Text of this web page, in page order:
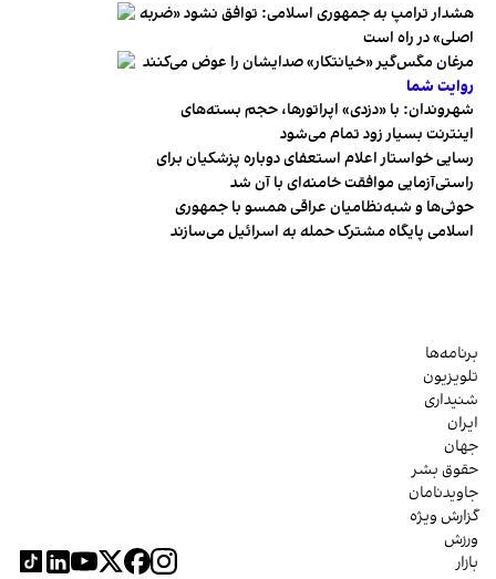
هشدار ترامپ به جمهوری اسلامی: توافق نشود «ضربه
اصلی» در راه است
مرغان مگس‌گیر «خیانتکار» صدایشان را عوض می‌کنند
روایت شما
شهروندان:‌ با «دزدی» اپراتورها، حجم بسته‌های
اینترنت بسیار زود تمام می‌شود
رسایی خواستار اعلام استعفای دوباره پزشکیان برای
راستی‌آزمایی موافقت خامنه‌ای با آن شد
حوثی‌ها و شبه‌نظامیان عراقی همسو با جمهوری
اسلامی پایگاه مشترک حمله به اسرائیل می‌سازند
برنامه‌ها
تلویزیون
شنیداری
ایران
جهان
حقوق بشر
جاویدنامان
گزارش ویژه
ورزش
بازار